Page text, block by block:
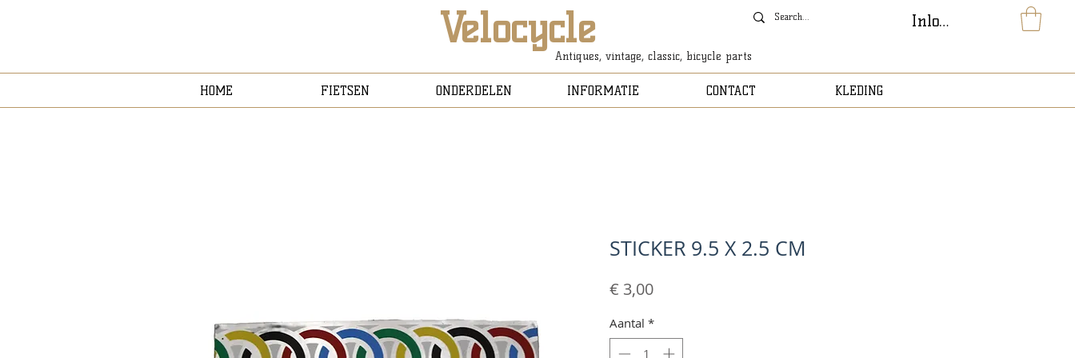
Velocycle
Antiques, vintage, classic, bicycle parts
Inloggen
HOME FIETSEN ONDERDELEN INFORMATIE CONTACT KLEDING
STICKER 9.5 X 2.5 CM
€ 3,00Prijs
Aantal *